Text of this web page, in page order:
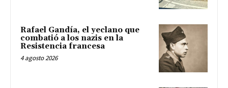
Rafael Gandía, el yeclano que
combatió a los nazis en la
Resistencia francesa
4 agosto 2026